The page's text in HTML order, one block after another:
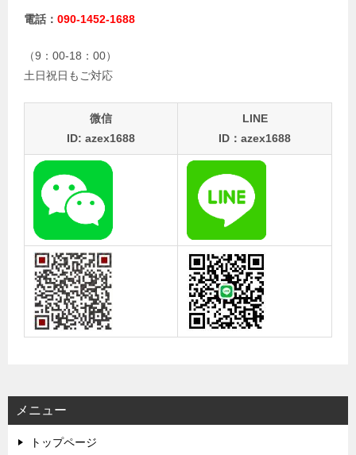
電話： 090-1452-1688
（9：00-18：00）
土日祝日もご対応
微信
ID: azex1688
LINE
ID：azex1688
メニュー
トップページ